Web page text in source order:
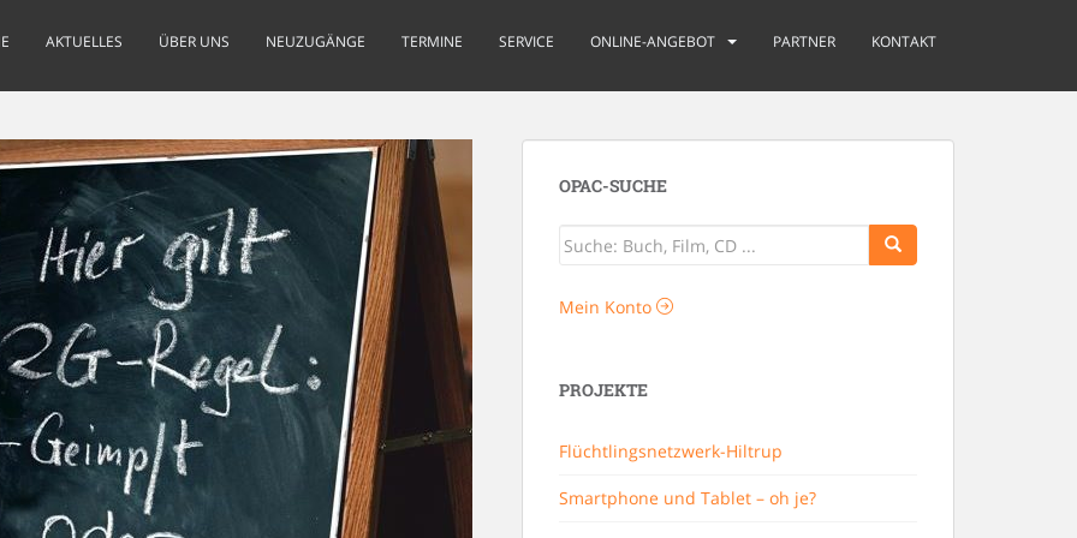
AKTUELLES ÜBER UNS NEUZUGÄNGE TERMINE SERVICE ONLINE-ANGEBOT PARTNER KONTAKT
OPAC-SUCHE
Mein Konto
PROJEKTE
Flüchtlingsnetzwerk-Hiltrup
Smartphone und Tablet – oh je?